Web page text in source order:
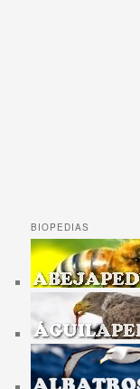
BIOPEDIAS